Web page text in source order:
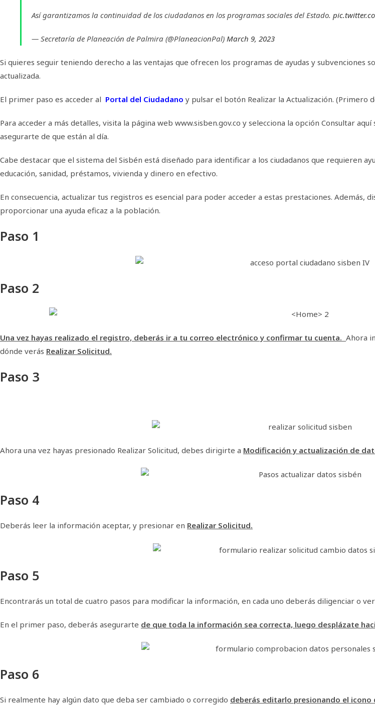
Así garantizamos la continuidad de los ciudadanos en los programas sociales del Estado.
— Secretaría de Planeación de Palmira (@PlaneacionPal) March 9, 2023
Si quieres seguir teniendo derecho a las ventajas que ofrecen los programas de ayudas y subvenciones
actualizada.
El primer paso es acceder al Portal del Ciudadano y pulsar el botón Realizar la Actualización. (Primero
Para acceder a más detalles, visita la página web www.sisben.gov.co y selecciona la opción Consultar
asegurarte de que están al día.
Cabe destacar que el sistema del Sisbén está diseñado para identificar a los ciudadanos que requieren
educación, sanidad, préstamos, vivienda y dinero en efectivo.
En consecuencia, actualizar tus registros es esencial para poder acceder a estas prestaciones. Además,
proporcionar una ayuda eficaz a la población.
Paso 1
Paso 2
Una vez hayas realizado el registro, deberás ir a tu correo electrónico y confirmar tu cuenta. Ahora
dónde verás Realizar Solicitud.
Paso 3
Ahora una vez hayas presionado Realizar Solicitud, debes dirigirte a Modificación y actualización de
Paso 4
Deberás leer la información aceptar, y presionar en Realizar Solicitud.
Paso 5
Encontrarás un total de cuatro pasos para modificar la información, en cada uno deberás diligenciar o
En el primer paso, deberás asegurarte de que toda la información sea correcta, luego desplázate
Paso 6
Si realmente hay algún dato que deba ser cambiado o corregido deberás editarlo presionando el icono